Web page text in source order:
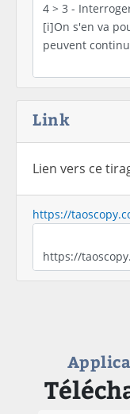
Link
Lien vers ce
https://